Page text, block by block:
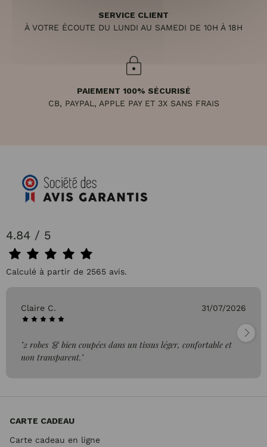
SERVICE CLIENT
À VOTRE ÉCOUTE DU LUNDI AU SAMEDI DE 10H À 18H
PAIEMENT 100% SÉCURISÉ
CB, PAYPAL, APPLE PAY ET 3X SANS FRAIS
4.84 / 5
Calculé à partir de 2565 avis.
Claire C. 31/07/2026
"2 robes 👗 bien coupées dans un tissus léger, confortable et
non transparent."
CARTE CADEAU
Carte cadeau en ligne